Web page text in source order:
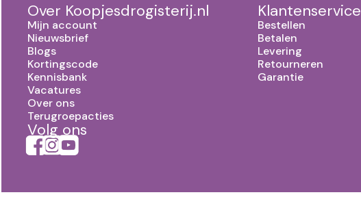
Over Koopjesdrogisterij.nl
Mijn account
Nieuwsbrief
Blogs
Kortingscode
Kennisbank
Vacatures
Over ons
Terugroepacties
Volg ons
Klantenservice
Bestellen
Betalen
Levering
Retourneren
Garantie